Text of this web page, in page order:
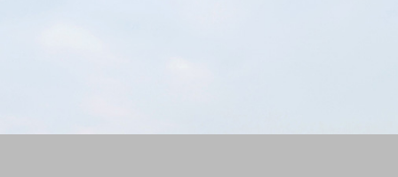
VIP会员 CCTV奥林匹克频道 生活体育大会